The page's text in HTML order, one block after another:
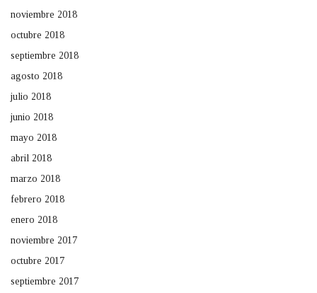
noviembre 2018
octubre 2018
septiembre 2018
agosto 2018
julio 2018
junio 2018
mayo 2018
abril 2018
marzo 2018
febrero 2018
enero 2018
noviembre 2017
octubre 2017
septiembre 2017